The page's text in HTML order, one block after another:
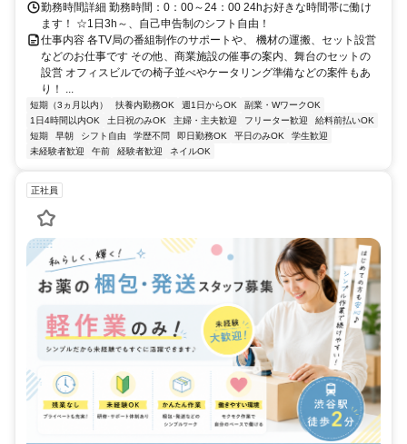
勤務時間詳細 勤務時間：0：00～24：00 24hお好きな時間帯に働け
ます！ ☆1日3h～、自己申告制のシフト自由！
仕事内容 各TV局の番組制作のサポートや、 機材の運搬、セット設営
などのお仕事です その他、商業施設の催事の案内、舞台のセットの
設営 オフィスビルでの椅子並べやケータリング準備などの案件もあ
り！ ...
短期（3ヵ月以内） 扶養内勤務OK 週1日からOK
副業・WワークOK
1日4時間以内OK
土日祝のみOK 主婦・主夫歓迎 フリーター歓迎
給料前払いOK
短期
早朝 シフト自由 学歴不問 即日勤務OK 平日のみOK
学生歓迎
未経験者歓迎
午前 経験者歓迎 ネイルOK
正社員